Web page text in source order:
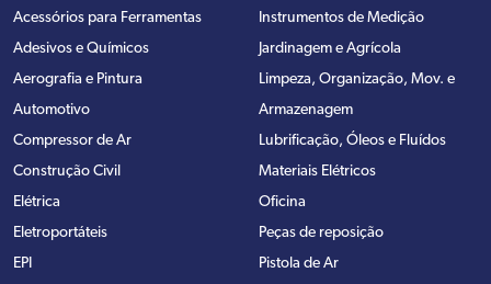
Acessórios para Ferramentas
Adesivos e Químicos
Aerografia e Pintura
Automotivo
Compressor de Ar
Construção Civil
Elétrica
Eletroportáteis
EPI
Instrumentos de Medição
Jardinagem e Agrícola
Limpeza, Organização, Mov. e
Armazenagem
Lubrificação, Óleos e Fluídos
Materiais Elétricos
Oficina
Peças de reposição
Pistola de Ar